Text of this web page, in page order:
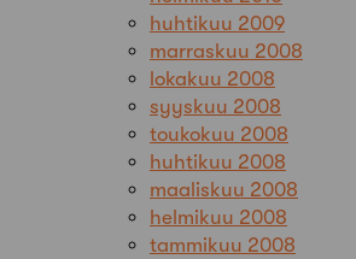
huhtikuu 2009
marraskuu 2008
lokakuu 2008
syyskuu 2008
toukokuu 2008
huhtikuu 2008
maaliskuu 2008
helmikuu 2008
tammikuu 2008